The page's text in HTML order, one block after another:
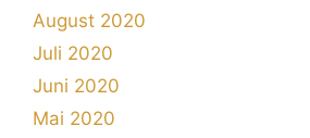
August 2020
Juli 2020
Juni 2020
Mai 2020